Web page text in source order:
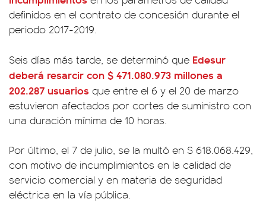
definidos en el contrato de concesión durante el
periodo 2017-2019.
Seis días más tarde, se determinó que Edesur
deberá resarcir con $ 471.080.973 millones a
202.287 usuarios que entre el 6 y el 20 de marzo
estuvieron afectados por cortes de suministro con
una duración mínima de 10 horas.
Por último, el 7 de julio, se la multó en $ 618.068.429,
con motivo de incumplimientos en la calidad de
servicio comercial y en materia de seguridad
eléctrica en la vía pública.